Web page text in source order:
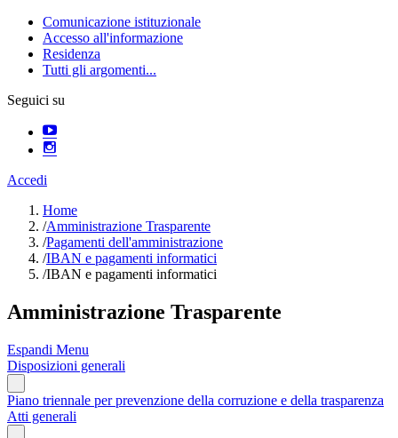
Comunicazione istituzionale
Accesso all'informazione
Residenza
Tutti gli argomenti...
Seguici su
Accedi
Home
/Amministrazione Trasparente
/Pagamenti dell'amministrazione
/IBAN e pagamenti informatici
/IBAN e pagamenti informatici
Amministrazione Trasparente
Espandi Menu
Disposizioni generali
Piano triennale per prevenzione della corruzione e della trasparenza
Atti generali